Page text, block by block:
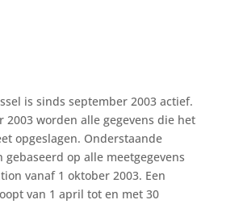
is sinds september 2003 actief.
2003 worden alle gegevens die het
opgeslagen. Onderstaande
gebaseerd op alle meetgegevens
vanaf 1 oktober 2003. Een
van 1 april tot en met 30